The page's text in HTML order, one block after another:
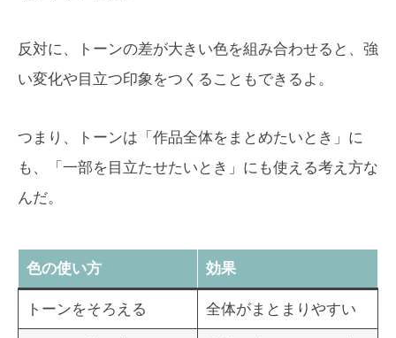
反対に、トーンの差が大きい色を組み合わせると、強
い変化や目立つ印象をつくることもできるよ。
つまり、トーンは「作品全体をまとめたいとき」に
も、「一部を目立たせたいとき」にも使える考え方な
んだ。
色の使い方 効果
トーンをそろえる 全体がまとまりやすい